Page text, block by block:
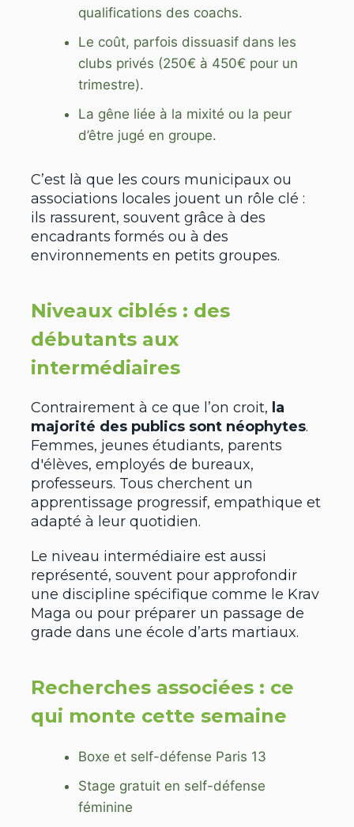
qualifications des coachs.
Le coût, parfois dissuasif dans les
clubs privés (250€ à 450€ pour un
trimestre).
La gêne liée à la mixité ou la peur
d’être jugé en groupe.
C’est là que les cours municipaux ou
associations locales jouent un rôle clé :
ils rassurent, souvent grâce à des
encadrants formés ou à des
environnements en petits groupes.
Niveaux ciblés : des
débutants aux
intermédiaires
Contrairement à ce que l’on croit, la
majorité des publics sont néophytes.
Femmes, jeunes étudiants, parents
d'élèves, employés de bureaux,
professeurs. Tous cherchent un
apprentissage progressif, empathique et
adapté à leur quotidien.
Le niveau intermédiaire est aussi
représenté, souvent pour approfondir
une discipline spécifique comme le Krav
Maga ou pour préparer un passage de
grade dans une école d’arts martiaux.
Recherches associées : ce
qui monte cette semaine
Boxe et self-défense Paris 13
Stage gratuit en self-défense
féminine